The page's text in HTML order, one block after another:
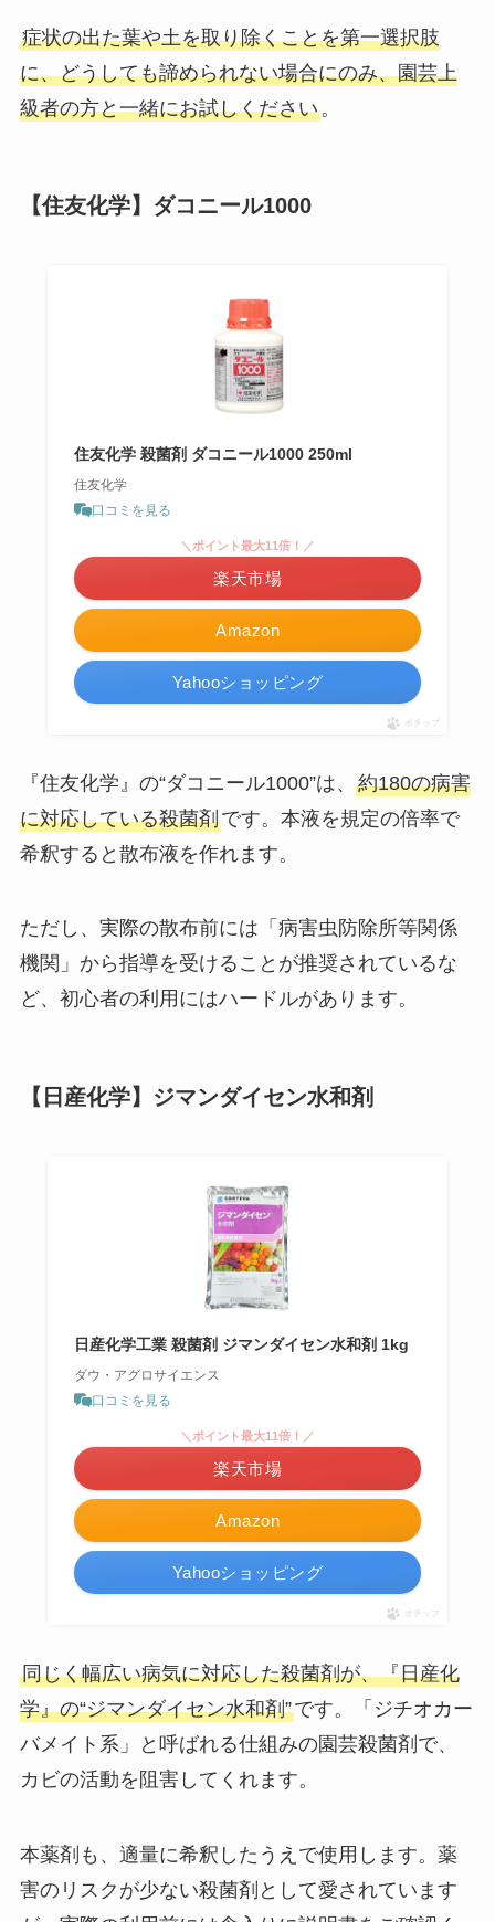
症状の出た葉や土を取り除くことを第一選択肢
に、どうしても諦められない場合にのみ、園芸上
級者の方と一緒にお試しください。
【住友化学】ダコニール1000
住友化学 殺菌剤 ダコニール1000 250ml
住友化学
口コミを見る
Amazon
＼ポイント最大11倍！／
楽天市場
Yahooショッピング
ポチップ
『住友化学』の“ダコニール1000”は、 約180の病害
に対応している殺菌剤です。本液を規定の倍率で
希釈すると散布液を作れます。
ただし、実際の散布前には「病害虫防除所等関係
機関」から指導を受けることが推奨されているな
ど、初心者の利用にはハードルがあります。
【日産化学】ジマンダイセン水和剤
日産化学工業 殺菌剤 ジマンダイセン水和剤 1kg
ダウ・アグロサイエンス
口コミを見る
Amazon
＼ポイント最大11倍！／
楽天市場
Yahooショッピング
ポチップ
同じく幅広い病気に対応した殺菌剤が、『日産化
学』の“ジマンダイセン水和剤”です。「ジチオカー
バメイト系」と呼ばれる仕組みの園芸殺菌剤で、
カビの活動を阻害してくれます。
本薬剤も、適量に希釈したうえで使用します。薬
害のリスクが少ない殺菌剤として愛されています